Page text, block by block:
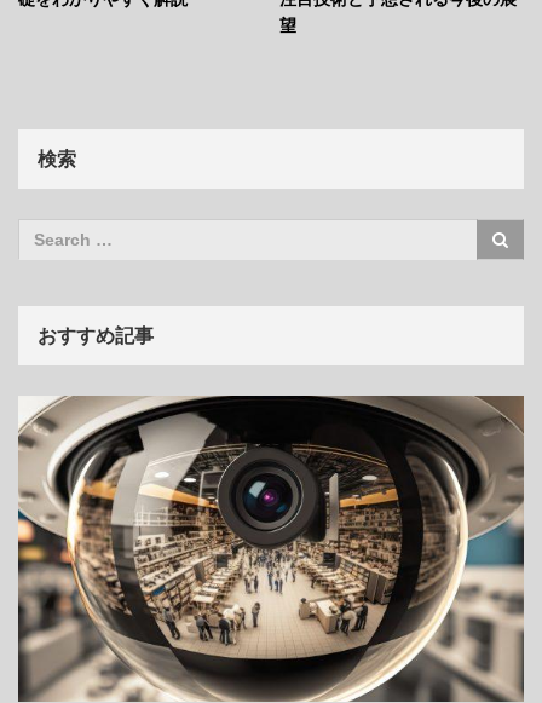
望
検索
おすすめ記事